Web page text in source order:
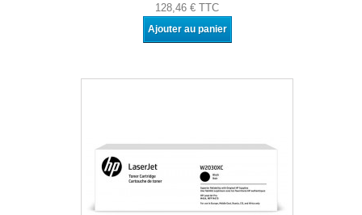
128,46 € TTC
Ajouter au panier